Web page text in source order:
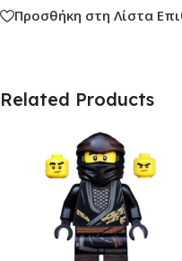
Προσθήκη στη Λίστα
Related Products